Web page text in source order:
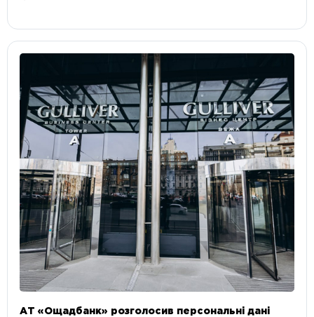
АТ «Ощадбанк» розголосив персональні дані